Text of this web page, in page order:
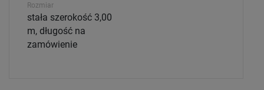
Rozmiar
stała szerokość 3,00
m, długość na
zamówienie